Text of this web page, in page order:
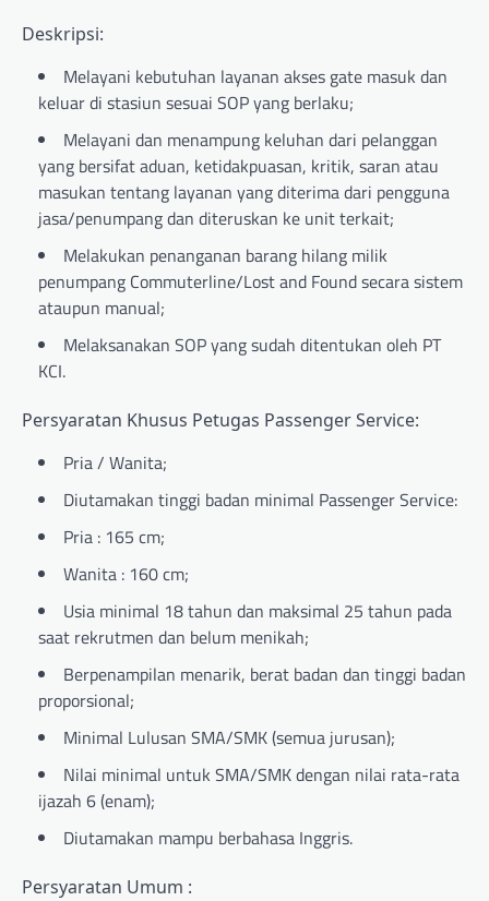
Deskripsi:
Melayani kebutuhan layanan akses gate masuk dan
keluar di stasiun sesuai SOP yang berlaku;
Melayani dan menampung keluhan dari pelanggan
yang bersifat aduan, ketidakpuasan, kritik, saran atau
masukan tentang layanan yang diterima dari pengguna
jasa/penumpang dan diteruskan ke unit terkait;
Melakukan penanganan barang hilang milik
penumpang Commuterline/Lost and Found secara sistem
ataupun manual;
Melaksanakan SOP yang sudah ditentukan oleh PT
KCI.
Persyaratan Khusus Petugas Passenger Service:
Pria / Wanita;
Diutamakan tinggi badan minimal Passenger Service:
Pria : 165 cm;
Wanita : 160 cm;
Usia minimal 18 tahun dan maksimal 25 tahun pada
saat rekrutmen dan belum menikah;
Berpenampilan menarik, berat badan dan tinggi badan
proporsional;
Minimal Lulusan SMA/SMK (semua jurusan);
Nilai minimal untuk SMA/SMK dengan nilai rata-rata
ijazah 6 (enam);
Diutamakan mampu berbahasa Inggris.
Persyaratan Umum :